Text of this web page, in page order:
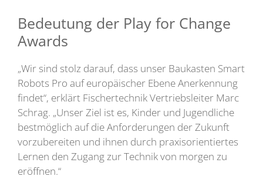
Bedeutung der Play for Change
Awards
„Wir sind stolz darauf, dass unser Baukasten Smart
Robots Pro auf europäischer Ebene Anerkennung
findet“, erklärt Fischertechnik Vertriebsleiter Marc
Schrag. „Unser Ziel ist es, Kinder und Jugendliche
bestmöglich auf die Anforderungen der Zukunft
vorzubereiten und ihnen durch praxisorientiertes
Lernen den Zugang zur Technik von morgen zu
eröffnen.“